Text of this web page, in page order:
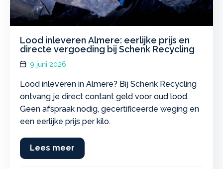
Lood inleveren Almere: eerlijke prijs en
directe vergoeding bij Schenk Recycling
9 juni 2026
Lood inleveren in Almere? Bij Schenk Recycling
ontvang je direct contant geld voor oud lood.
Geen afspraak nodig, gecertificeerde weging en
een eerlijke prijs per kilo.
Lees meer